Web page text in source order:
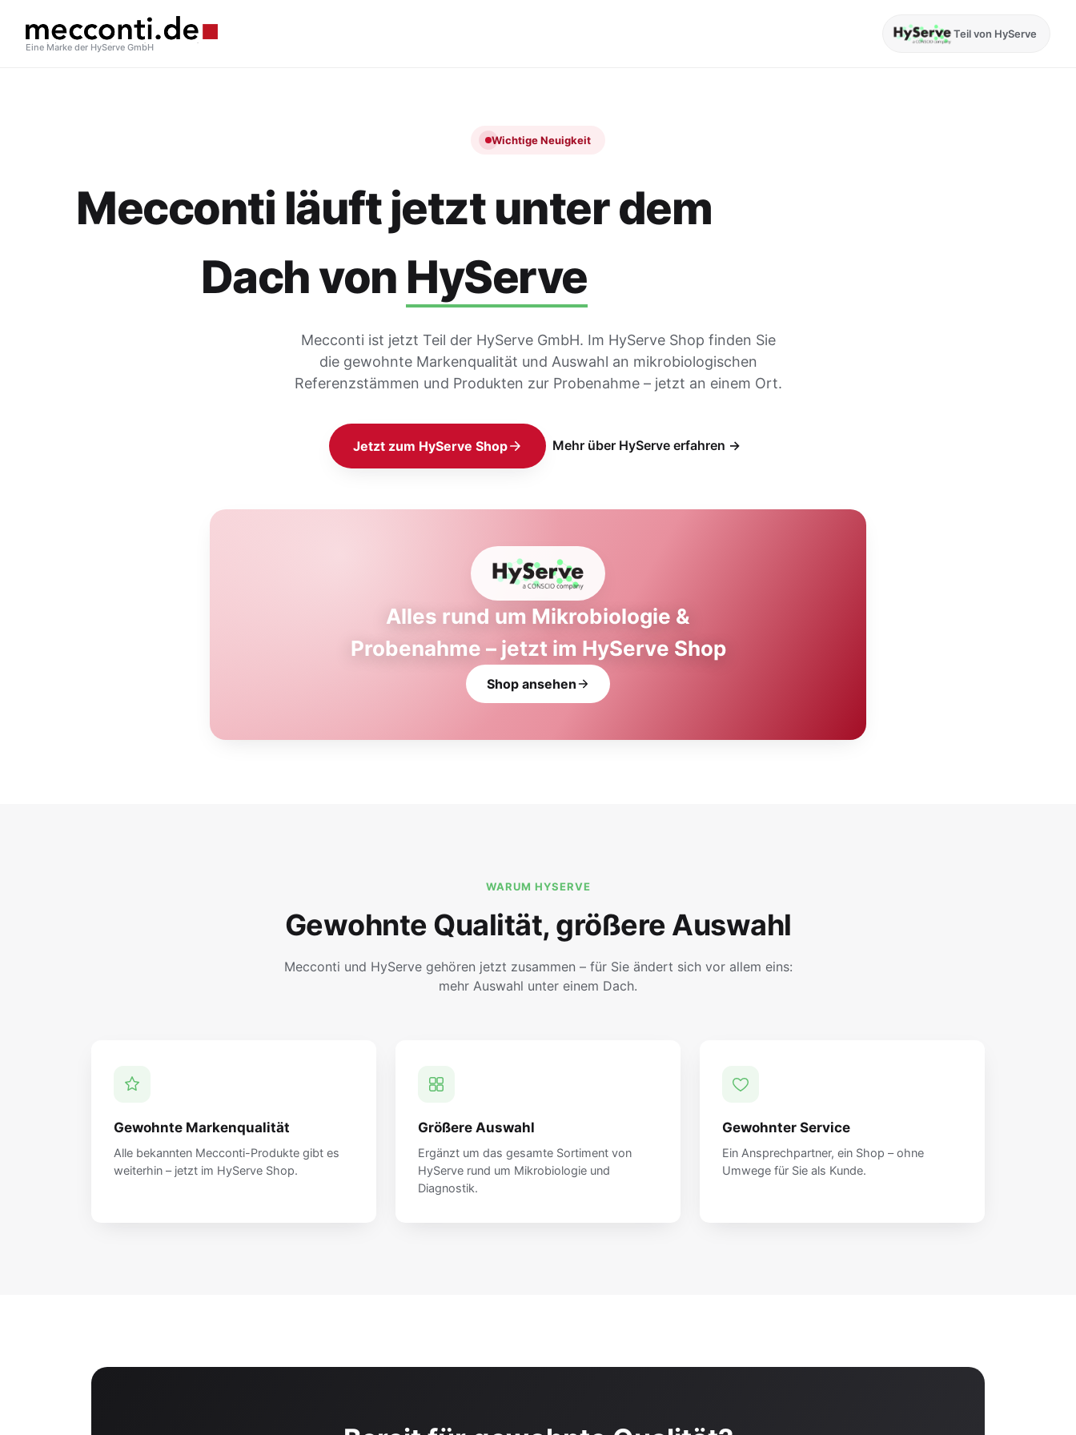
Eine Marke der HyServe GmbH
Teil von HyServe
Wichtige Neuigkeit
Mecconti läuft jetzt unter dem
Dach von HyServe
Mecconti ist jetzt Teil der HyServe GmbH. Im HyServe Shop finden Sie
die gewohnte Markenqualität und Auswahl an mikrobiologischen
Referenzstämmen und Produkten zur Probenahme – jetzt an einem Ort.
Jetzt zum HyServe Shop Mehr über HyServe erfahren →
Alles rund um Mikrobiologie &
Probenahme – jetzt im HyServe Shop
Shop ansehen
WARUM HYSERVE
Gewohnte Qualität, größere Auswahl
Mecconti und HyServe gehören jetzt zusammen – für Sie ändert sich vor allem eins:
mehr Auswahl unter einem Dach.
Gewohnte Markenqualität
Alle bekannten Mecconti-Produkte gibt es
weiterhin – jetzt im HyServe Shop.
Größere Auswahl
Ergänzt um das gesamte Sortiment von
HyServe rund um Mikrobiologie und
Diagnostik.
Gewohnter Service
Ein Ansprechpartner, ein Shop – ohne
Umwege für Sie als Kunde.